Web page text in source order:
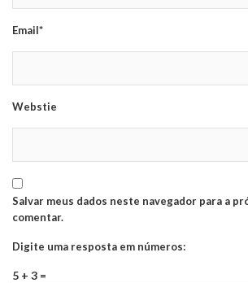
Email*
Webstie
Salvar meus dados neste navegador para a
comentar.
Digite uma resposta em números:
5 + 3 =